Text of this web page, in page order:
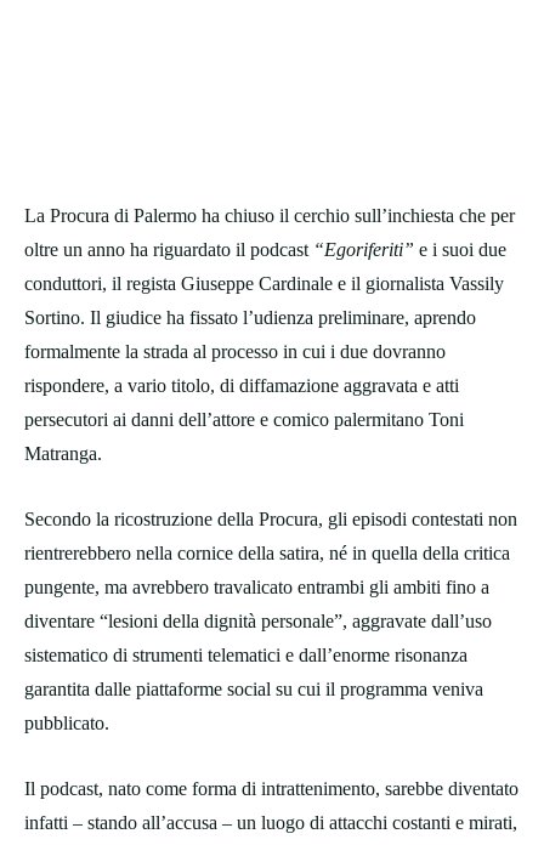
La Procura di Palermo ha chiuso il cerchio sull’inchiesta che per
oltre un anno ha riguardato il podcast “Egoriferiti” e i suoi due
conduttori, il regista Giuseppe Cardinale e il giornalista Vassily
Sortino. Il giudice ha fissato l’udienza preliminare, aprendo
formalmente la strada al processo in cui i due dovranno
rispondere, a vario titolo, di diffamazione aggravata e atti
persecutori ai danni dell’attore e comico palermitano Toni
Matranga.
Secondo la ricostruzione della Procura, gli episodi contestati non
rientrerebbero nella cornice della satira, né in quella della critica
pungente, ma avrebbero travalicato entrambi gli ambiti fino a
diventare “lesioni della dignità personale”, aggravate dall’uso
sistematico di strumenti telematici e dall’enorme risonanza
garantita dalle piattaforme social su cui il programma veniva
pubblicato.
Il podcast, nato come forma di intrattenimento, sarebbe diventato
infatti – stando all’accusa – un luogo di attacchi costanti e mirati,